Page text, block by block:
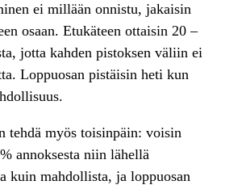
ei millään onnistu, jakaisin
osaan. Etukäteen ottaisin 20 –
jotta kahden pistoksen väliin ei
Loppuosan pistäisin heti kun
tehdä myös toisinpäin: voisin
annoksesta niin lähellä
kuin mahdollista, ja loppuosan